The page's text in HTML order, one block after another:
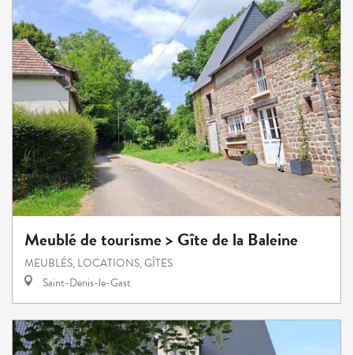
Meublé de tourisme > Gîte de la Baleine
MEUBLÉS, LOCATIONS, GÎTES
Saint-Denis-le-Gast